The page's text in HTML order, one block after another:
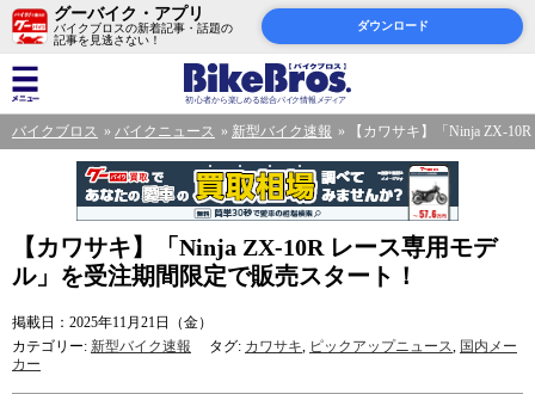
グーバイク・アプリ
バイクブロスの新着記事・話題の
記事を見逃さない！
ダウンロード
バイクブロス バイクニュース 新型バイク速報 【カワサキ】「Ninja ZX-
【カワサキ】「Ninja ZX-10R レース専用モデ
ル」を受注期間限定で販売スタート！
掲載日：2025年11月21日（金）
カテゴリー: 新型バイク速報 タグ: カワサキ, ピックアップニュース, 国内メー
カー